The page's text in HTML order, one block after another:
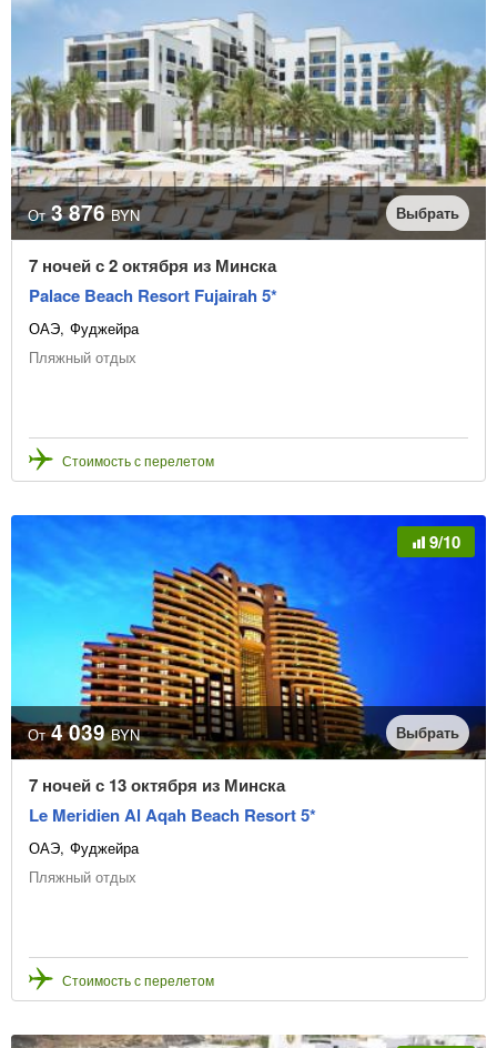
От 3 876 BYN Выбрать
7 ночей с 2 октября из Минска
Palace Beach Resort Fujairah 5*
ОАЭ Фуджейра
Пляжный отдых
Стоимость с перелетом
9/10
От 4 039 BYN Выбрать
7 ночей с 13 октября из Минска
Le Meridien Al Aqah Beach Resort 5*
ОАЭ Фуджейра
Пляжный отдых
Стоимость с перелетом